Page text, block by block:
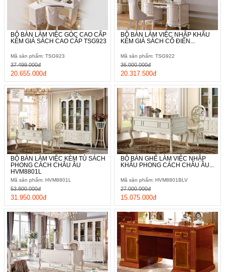
BỘ BÀN LÀM VIỆC GÓC CAO CẤP
KÈM GIÁ SÁCH CAO CẤP TSG923
Mã sản phẩm: TSG923
20.655.000đ
37.499.000đ
BỘ BÀN LÀM VIỆC NHẬP KHẨU
KÈM GIÁ SÁCH CỔ ĐIỂN...
Mã sản phẩm: TSG922
20.317.500đ
36.000.000đ
BỘ BÀN LÀM VIỆC KÈM TỦ SÁCH
PHONG CÁCH CHÂU ÂU
HVM8801L
Mã sản phẩm: HVM8801L
31.950.000đ
53.800.000đ
BỘ BÀN GHẾ LÀM VIỆC NHẬP
KHẨU PHONG CÁCH CHÂU ÂU...
Mã sản phẩm: HVM8801BLV
15.075.000đ
27.000.000đ